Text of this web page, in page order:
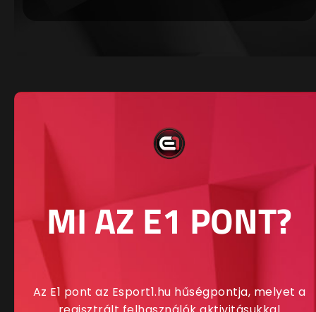
MI AZ E1 PONT?
Az E1 pont az Esport1.hu hűségpontja, melyet a